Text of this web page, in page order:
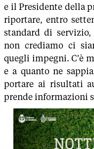
e il Presidente della
riportare, entro
standard di
non crediamo ci
quegli impegni. C'è
e a quanto ne
portare ai risultati
prende informazioni